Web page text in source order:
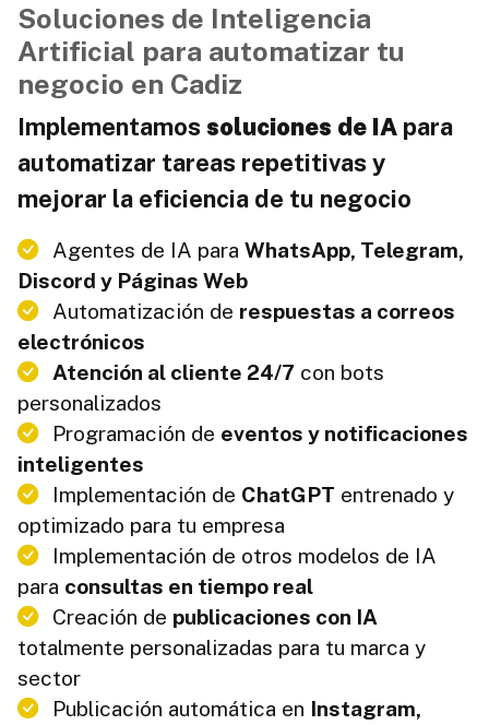
Soluciones de Inteligencia
Artificial para automatizar tu
negocio en Cadiz
Implementamos soluciones de IA para
automatizar tareas repetitivas y
mejorar la eficiencia de tu negocio
Agentes de IA para WhatsApp, Telegram,
Discord y Páginas Web
Automatización de respuestas a correos
electrónicos
Atención al cliente 24/7 con bots
personalizados
Programación de eventos y notificaciones
inteligentes
Implementación de ChatGPT entrenado y
optimizado para tu empresa
Implementación de otros modelos de IA
para consultas en tiempo real
Creación de publicaciones con IA
totalmente personalizadas para tu marca y
sector
Publicación automática en Instagram,